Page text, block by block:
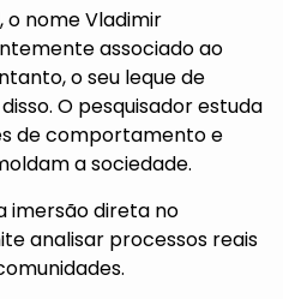
o nomeVladimir
associado ao
o seu leque de
O pesquisador estuda
de comportamento e
a sociedade.
imersão direta no
analisar processos reais